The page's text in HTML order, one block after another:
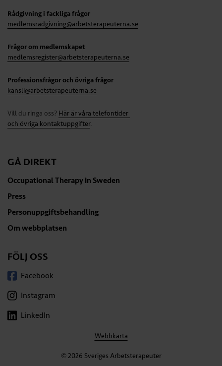
Rådgivning i fackliga frågor
medlemsradgivning@arbetsterapeuterna.se
Frågor om medlemskapet
medlemsregister@arbetsterapeuterna.se
Professionsfrågor och övriga frågor
kansli@arbetsterapeuterna.se
Vill du ringa oss? Här är våra telefontider
och övriga kontaktuppgifter.
GÅ DIREKT
Occupational Therapy in Sweden
Press
Personuppgiftsbehandling
Om webbplatsen
FÖLJ OSS
Facebook
Instagram
LinkedIn
Webbkarta
© 2026 Sveriges Arbetsterapeuter